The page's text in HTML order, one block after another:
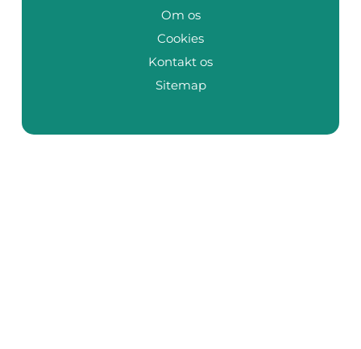
Om os
Cookies
Kontakt os
Sitemap